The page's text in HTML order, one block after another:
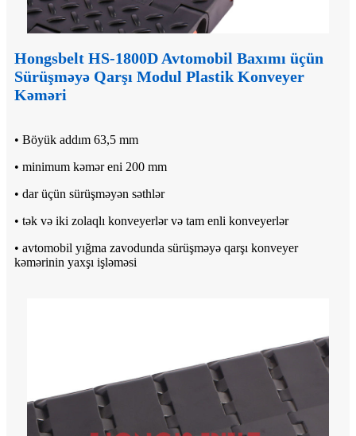
Hongsbelt HS-1800D Avtomobil Baxımı üçün
Sürüşməyə Qarşı Modul Plastik Konveyer
Kəməri
• Böyük addım 63,5 mm
• minimum kəmər eni 200 mm
• dar üçün sürüşməyən səthlər
• tək və iki zolaqlı konveyerlər və tam enli konveyerlər
• avtomobil yığma zavodunda sürüşməyə qarşı konveyer
kəmərinin yaxşı işləməsi